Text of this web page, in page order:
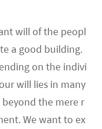
will of the peopl
a good building.
on the indivi
will lies in many
the mere r
We want to ex